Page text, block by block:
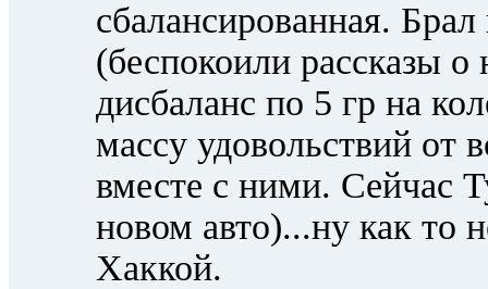
сбалансированная.
(беспокоили рассказы
дисбаланс по 5 гр на
массу удовольствий от
вместе с ними. Сейчас
новом авто)...ну как то
Хаккой.